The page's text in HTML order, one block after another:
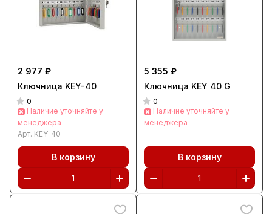
2 977 ₽
Ключница KEY-40
0
Наличие уточняйте у
менеджера
Арт. KEY-40
В корзину
5 355 ₽
Ключница KEY 40 G
0
Наличие уточняйте у
менеджера
В корзину